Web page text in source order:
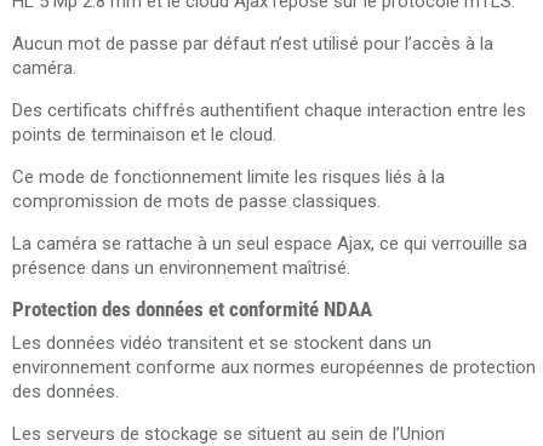
Aucun mot de passe par défaut n’est utilisé pour l’accès à la
caméra.
Des certificats chiffrés authentifient chaque interaction entre les
points de terminaison et le cloud.
Ce mode de fonctionnement limite les risques liés à la
compromission de mots de passe classiques.
La caméra se rattache à un seul espace Ajax, ce qui verrouille sa
présence dans un environnement maîtrisé.
Protection des données et conformité NDAA
Les données vidéo transitent et se stockent dans un
environnement conforme aux normes européennes de protection
des données.
Les serveurs de stockage se situent au sein de l’Union